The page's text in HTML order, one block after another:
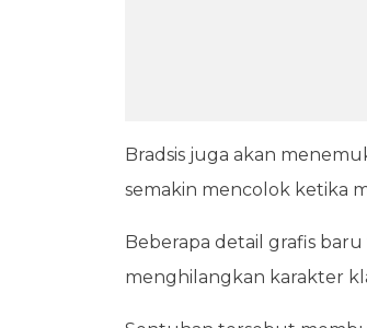
Bradsis juga akan
semakin mencolok ketika
Beberapa detail grafis
menghilangkan karakter